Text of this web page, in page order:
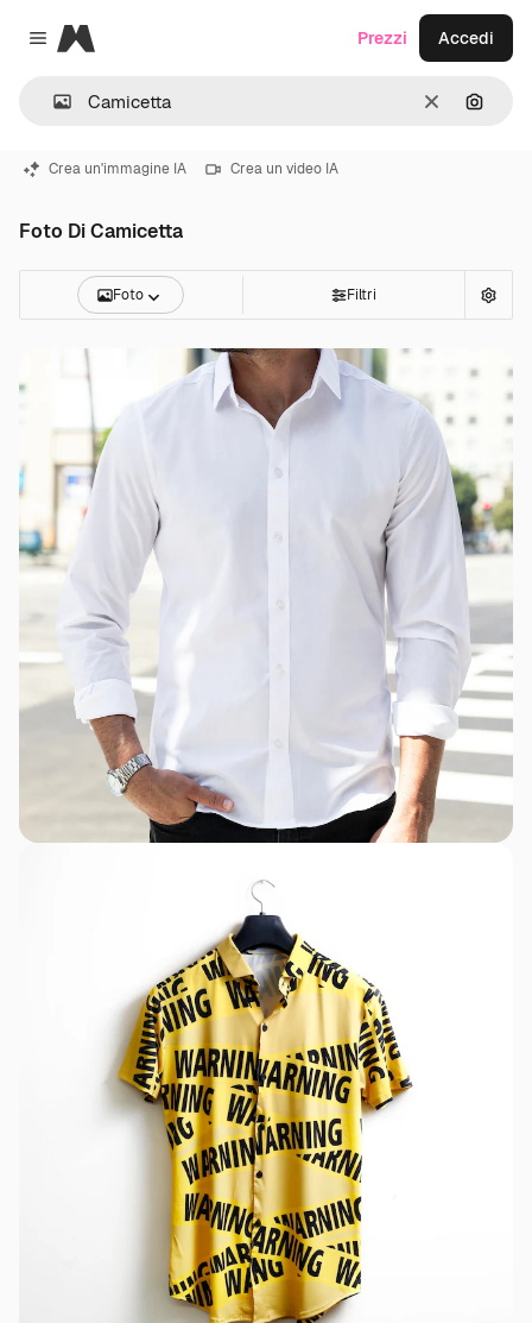
Close menu
Magnific
CancellaCerca
Prezzi Accedi
Crea un'immagine IA Crea un video IA
Foto Di Camicetta
Foto Filtri